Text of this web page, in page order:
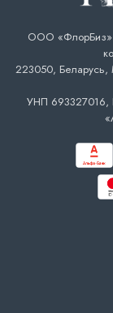
ООО «ФлорБиз»
223050, Беларусь,
УНП 693327016,